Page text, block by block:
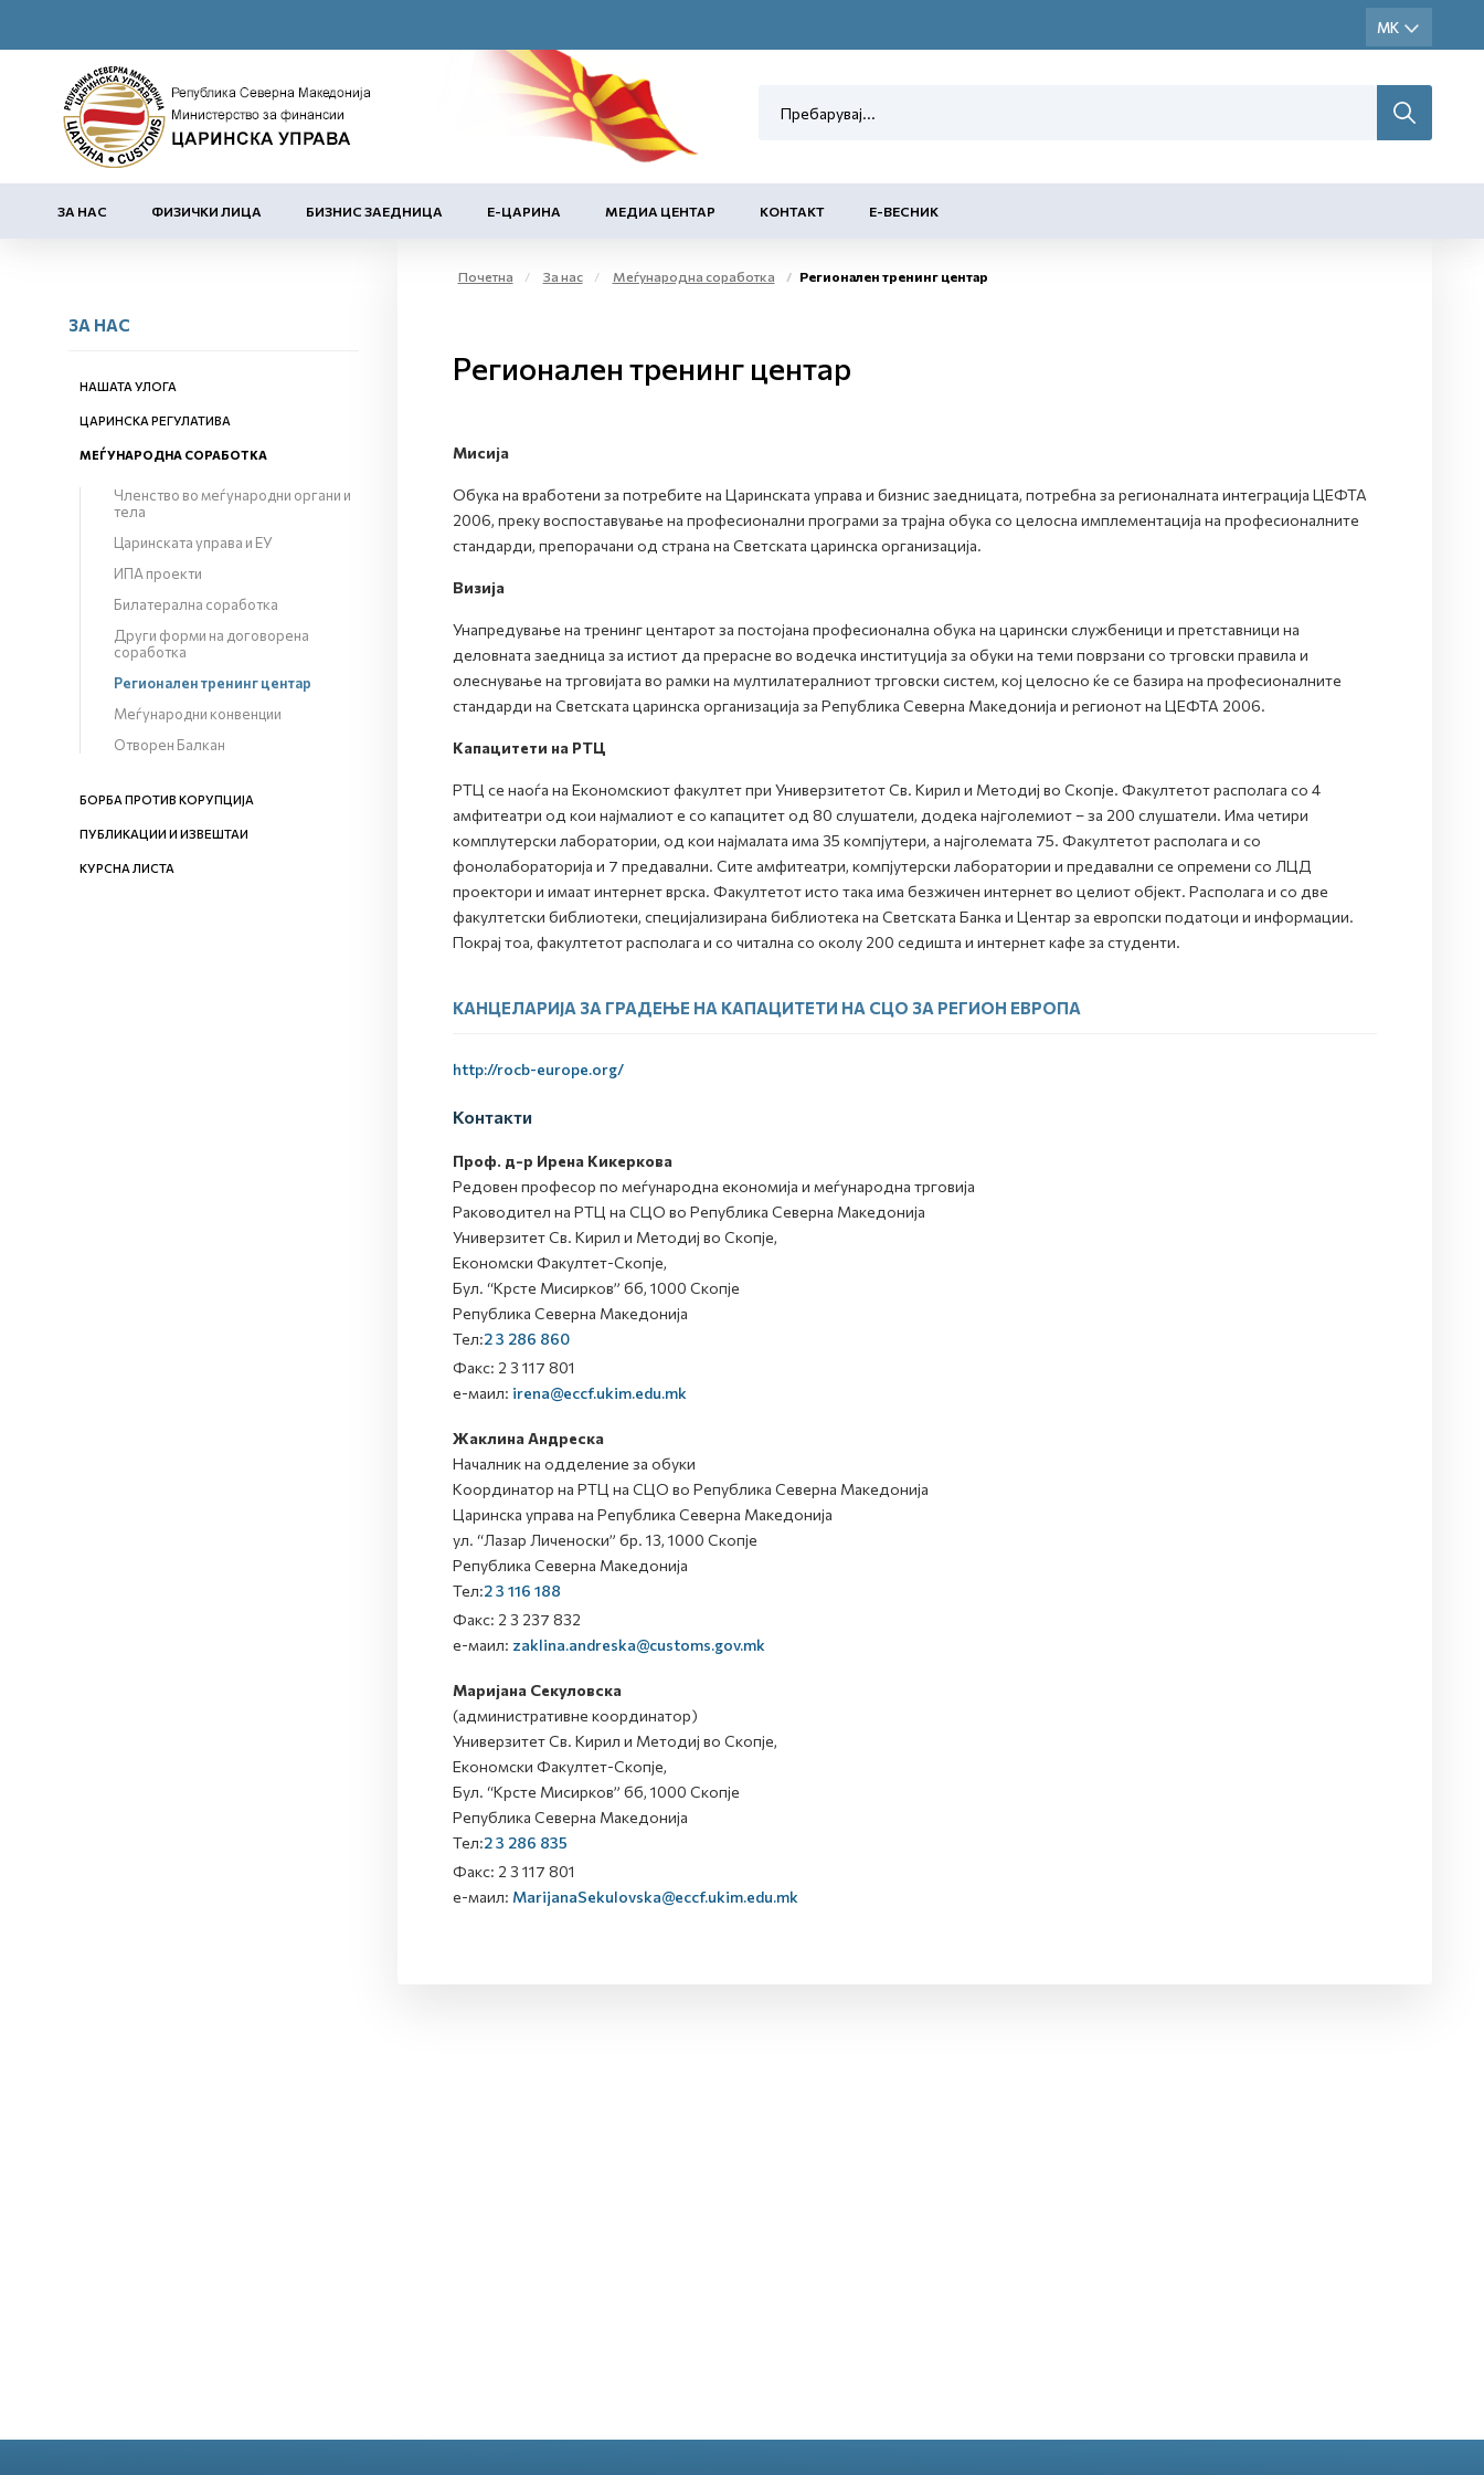
ЗА НАС ФИЗИЧКИ ЛИЦА БИЗНИС ЗАЕДНИЦА Е-ЦАРИНА МЕДИА ЦЕНТАР КОНТАКТ Е-ВЕСНИК
ЗА НАС
НАШАТА УЛОГА
ЦАРИНСКА РЕГУЛАТИВА
МЕЃУНАРОДНА СОРАБОТКА
Членство во меѓународни органи и
тела
Царинската управа и ЕУ
ИПА проекти
Билатерална соработка
Други форми на договорена
соработка
Регионален тренинг центар
Меѓународни конвенции
Отворен Балкан
БОРБА ПРОТИВ КОРУПЦИЈА
ПУБЛИКАЦИИ И ИЗВЕШТАИ
КУРСНА ЛИСТА
Почетна За нас Меѓународна соработка Регионален тренинг центар
Регионален тренинг центар
Мисија
Обука на вработени за потребите на Царинската управа и бизнис заедницата, потребна за регионалната интеграција ЦЕФТА
2006, преку воспоставување на професионални програми за трајна обука со целосна имплементација на професионалните
стандарди, препорачани од страна на Светската царинска организација.
Визија
Унапредување на тренинг центарот за постојана професионална обука на царински службеници и претставници на
деловната заедница за истиот да прерасне во водечка институција за обуки на теми поврзани со трговски правила и
олеснување на трговијата во рамки на мултилатералниот трговски систем, кој целосно ќе се базира на професионалните
стандарди на Светската царинска организација за Република Северна Македонија и регионот на ЦЕФТА 2006.
Капацитети на РТЦ
РТЦ се наоѓа на Економскиот факултет при Универзитетот Св. Кирил и Методиј во Скопје. Факултетот располага со 4
амфитеатри од кои најмалиот е со капацитет од 80 слушатели, додека најголемиот – за 200 слушатели. Има четири
комплутерски лаборатории, од кои најмалата има 35 компјутери, а најголемата 75. Факултетот располага и со
фонолабораторија и 7 предавални. Сите амфитеатри, компјутерски лаборатории и предавални се опремени со ЛЦД
проектори и имаат интернет врска. Факултетот исто така има безжичен интернет во целиот објект. Располага и со две
факултетски библиотеки, специјализирана библиотека на Светската Банка и Центар за европски податоци и информации.
Покрај тоа, факултетот располага и со читална со околу 200 седишта и интернет кафе за студенти.
КАНЦЕЛАРИЈА ЗА ГРАДЕЊЕ НА КАПАЦИТЕТИ НА СЦО ЗА РЕГИОН ЕВРОПА
http://rocb-europe.org/
Контакти
Проф. д-р Ирена Кикеркова
Редовен професор по меѓународна економија и меѓународна трговија
Раководител на РТЦ на СЦО во Република Северна Македонија
Универзитет Св. Кирил и Методиј во Скопје,
Економски Факултет-Скопје,
Бул. “Крсте Мисирков” бб, 1000 Скопје
Република Северна Македонија
Тел:2 3 286 860
Факс: 2 3 117 801
е-маил: irena@eccf.ukim.edu.mk
Жаклина Андреска
Началник на одделение за обуки
Координатор на РТЦ на СЦО во Република Северна Македонија
Царинска управа на Република Северна Македонија
ул. “Лазар Личеноски” бр. 13, 1000 Скопје
Република Северна Македонија
Тел:2 3 116 188
Факс: 2 3 237 832
е-маил: zaklina.andreska@customs.gov.mk
Маријана Секуловска
(административне координатор)
Универзитет Св. Кирил и Методиј во Скопје,
Економски Факултет-Скопје,
Бул. “Крсте Мисирков” бб, 1000 Скопје
Република Северна Македонија
Тел:2 3 286 835
Факс: 2 3 117 801
е-маил: MarijanaSekulovska@eccf.ukim.edu.mk